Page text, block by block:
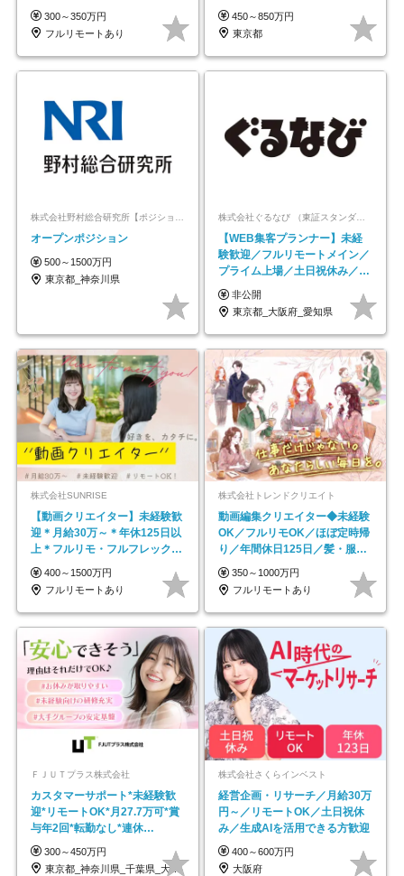
｜副業OK
300～350万円
フルリモートあり
450～850万円
東京都
オープンポジション
500～1500万円
東京都_神奈川県
株式会社ぐるなび （東証スタンダード上場）
【WEB集客プランナー】未経
験歓迎／フルリモートメイン／
プライム上場／土日祝休み／東
京・大阪・名古屋
非公開
東京都_大阪府_愛知県
株式会社SUNRISE
【動画クリエイター】未経験歓
迎＊月給30万～＊年休125日以
上＊フルリモ・フルフレックス
◆10名の採用が決定◆
400～1500万円
フルリモートあり
株式会社トレンドクリエイト
動画編集クリエイター◆未経験
OK／フルリモOK／ほぼ定時帰
り／年間休日125日／髪・服・
ネイル自由／副業OK
350～1000万円
フルリモートあり
ＦＪＵＴプラス株式会社
カスタマーサポート*未経験歓
迎*リモートOK*月27.7万可*賞
与年2回*転勤なし*連休
OK/ZE010232
300～450万円
東京都_神奈川県_千葉県_大阪府_愛知県…
株式会社さくらインベスト
経営企画・リサーチ／月給30万
円～／リモートOK／土日祝休
み／生成AIを活用できる方歓迎
400～600万円
大阪府